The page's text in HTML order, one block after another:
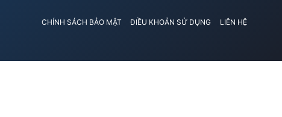
CHÍNH SÁCH BẢO MẬT ĐIỀU KHOẢN SỬ DỤNG LIÊN HỆ